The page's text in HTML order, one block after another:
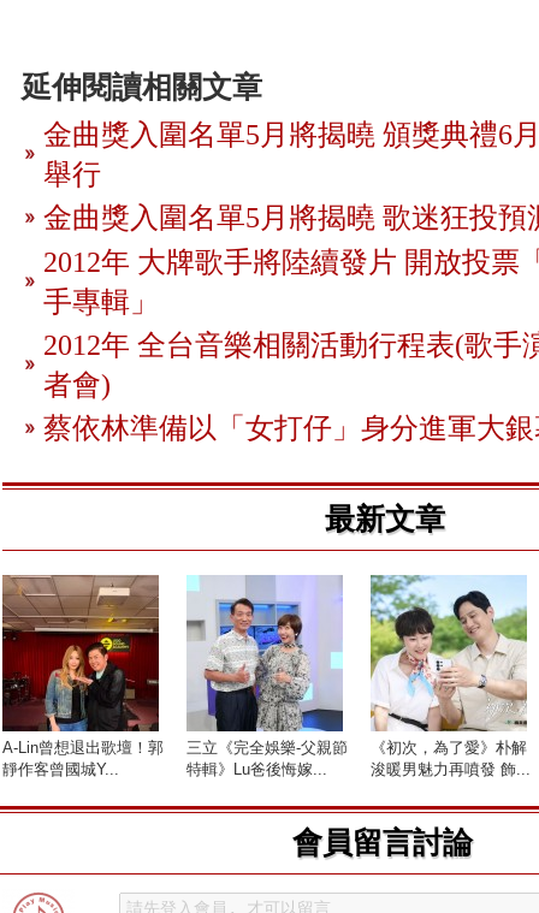
延伸閱讀相關文章
金曲獎入圍名單5月將揭曉 頒獎典禮6
舉行
金曲獎入圍名單5月將揭曉 歌迷狂投預
2012年 大牌歌手將陸續發片 開放投票
手專輯」
2012年 全台音樂相關活動行程表(歌手
者會)
蔡依林準備以「女打仔」身分進軍大
最新文章
A-Lin曾想退出歌壇！郭
靜作客曾國城Y...
三立《完全娛樂-父親節
特輯》Lu爸後悔嫁...
《初次，為了愛》朴解
浚暖男魅力再噴發 飾...
會員留言討論